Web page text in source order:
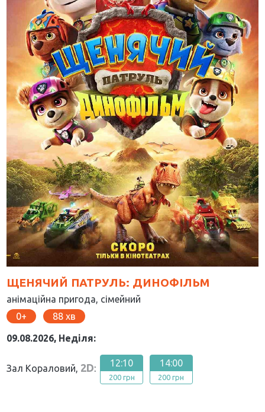
ЩЕНЯЧИЙ ПАТРУЛЬ: ДИНОФІЛЬМ
анімаційна пригода, сімейний
0
88
09.08.2026, Неділя:
Зал Кораловий, 2D: 12:10
200 грн
14:00
200 грн